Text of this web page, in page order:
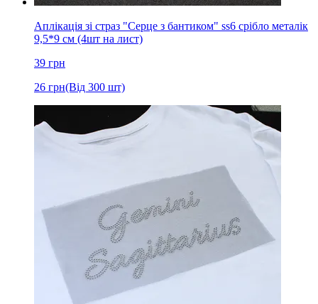
Аплікація зі страз "Серце з бантиком" ss6 срібло металік
9,5*9 см (4шт на лист)
39 грн
26 грн(Від 300 шт)